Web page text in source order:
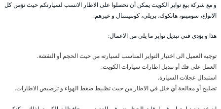
و مع شركة بيع تواير الكويت يمكن أن تحصلوا على الاطار الانسب لسيارتكم حيث نؤمن كل
الانواع، سوميتو، هانكوك، بريلي، كونتيننتال و غيرهم.
هذا و يؤدي فني تبديل تواير ما يلي من الاعمال:
توجيه العميل الى اختيار التواير المناسب لسيارته من حيث الحجم أو النقشة.
العمل على فك أو تبديل اطارات سيارات الكويت.
استبدال عجلات السيارة.
تصليح أو معالجة أي خلل في الاطار من حيث تظبيط ضغط الهواء و ترصيص الاطارات.